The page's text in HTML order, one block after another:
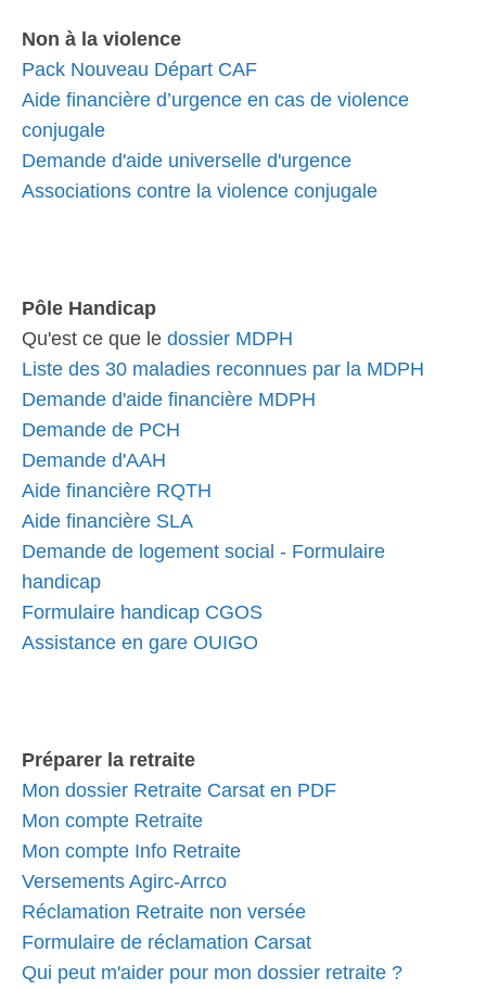
Non à la violence
Pack Nouveau Départ CAF
Aide financière d’urgence en cas de violence
conjugale
Demande d'aide universelle d'urgence
Associations contre la violence conjugale
Pôle Handicap
Qu'est ce que le dossier MDPH
Liste des 30 maladies reconnues par la MDPH
Demande d'aide financière MDPH
Demande de PCH
Demande d'AAH
Aide financière RQTH
Aide financière SLA
Demande de logement social - Formulaire
handicap
Formulaire handicap CGOS
Assistance en gare OUIGO
Préparer la retraite
Mon dossier Retraite Carsat en PDF
Mon compte Retraite
Mon compte Info Retraite
Versements Agirc-Arrco
Réclamation Retraite non versée
Formulaire de réclamation Carsat
Qui peut m'aider pour mon dossier retraite ?